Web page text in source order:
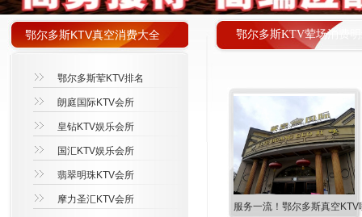
鄂尔多斯KTV荤场消费
服务一流！鄂尔多斯真空
鄂尔多斯KTV真空消费大全
鄂尔多斯荤KTV排名
朗庭国际KTV会所
皇钻KTV娱乐会所
国汇KTV娱乐会所
翡翠明珠KTV会所
摩力圣汇KTV会所